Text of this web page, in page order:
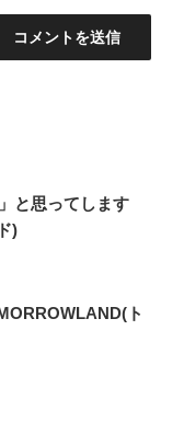
と思ってします
)
ト